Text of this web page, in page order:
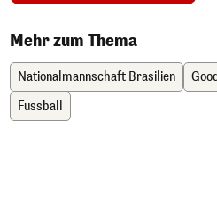
Mehr zum Thema
Nationalmannschaft Brasilien
Fussball